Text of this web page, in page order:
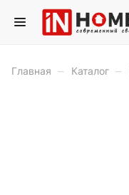
Главная – Каталог –